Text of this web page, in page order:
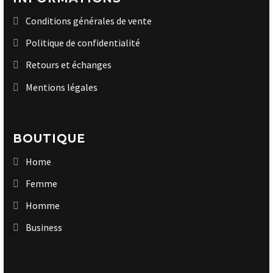
Conditions générales de vente
Politique de confidentialité
Retours et échanges
Mentions légales
BOUTIQUE
Home
Femme
Homme
Business